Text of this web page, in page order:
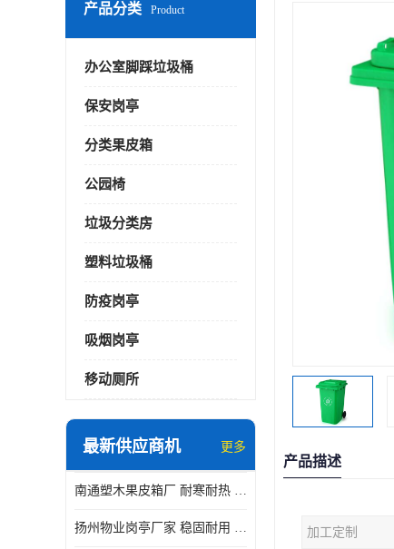
产品分类 Product
办公室脚踩垃圾桶
保安岗亭
分类果皮箱
公园椅
垃圾分类房
塑料垃圾桶
防疫岗亭
吸烟岗亭
移动厕所
最新供应商机 更多
南通塑木果皮箱厂 耐寒耐热 设计美观简洁
扬州物业岗亭厂家 稳固耐用 适用多场合
产品描述
加工定制